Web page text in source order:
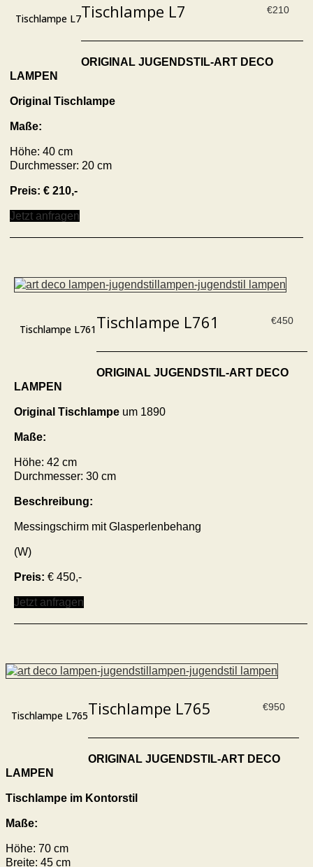
Tischlampe L7
€210
Tischlampe L7
ORIGINAL JUGENDSTIL-ART DECO
LAMPEN
Original Tischlampe
Maße:
Höhe: 40 cm
Durchmesser: 20 cm
Preis: € 210,-
Jetzt anfragen
Tischlampe L761
€450
Tischlampe L761
ORIGINAL JUGENDSTIL-ART DECO
LAMPEN
Original Tischlampe um 1890
Maße:
Höhe: 42 cm
Durchmesser: 30 cm
Beschreibung:
Messingschirm mit Glasperlenbehang
(W)
Preis: € 450,-
Jetzt anfragen
Tischlampe L765
€950
Tischlampe L765
ORIGINAL JUGENDSTIL-ART DECO
LAMPEN
Tischlampe im Kontorstil
Maße:
Höhe: 70 cm
Breite: 45 cm